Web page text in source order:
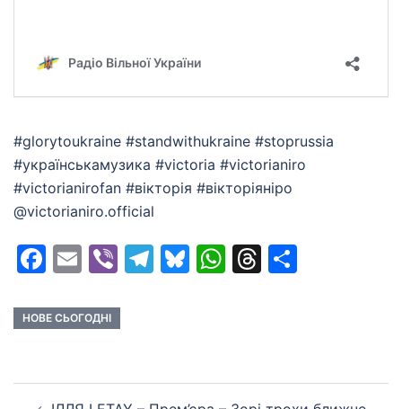
#glorytoukraine #standwithukraine #stoprussia
#українськамузика #victoria #victorianiro
#victorianirofan #вікторія #вікторіяніро
@victorianiro.official
Facebook
EmailViberTelegram
Bluesky
WhatsApp
Threads
НОВЕ СЬОГОДНІ